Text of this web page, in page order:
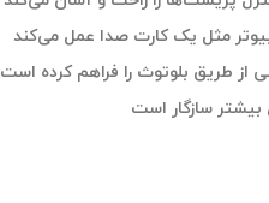
از طریق بلوتوث را فراهم کرده است